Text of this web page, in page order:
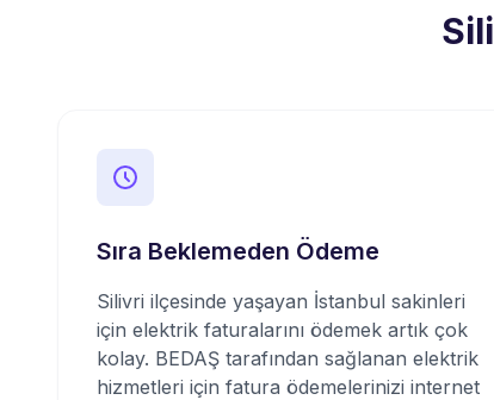
Sıra Beklemeden Ödeme
Silivri ilçesinde yaşayan İstanbul sakinleri
için elektrik faturalarını ödemek artık çok
kolay. BEDAŞ tarafından sağlanan elektrik
hizmetleri için fatura ödemelerinizi internet